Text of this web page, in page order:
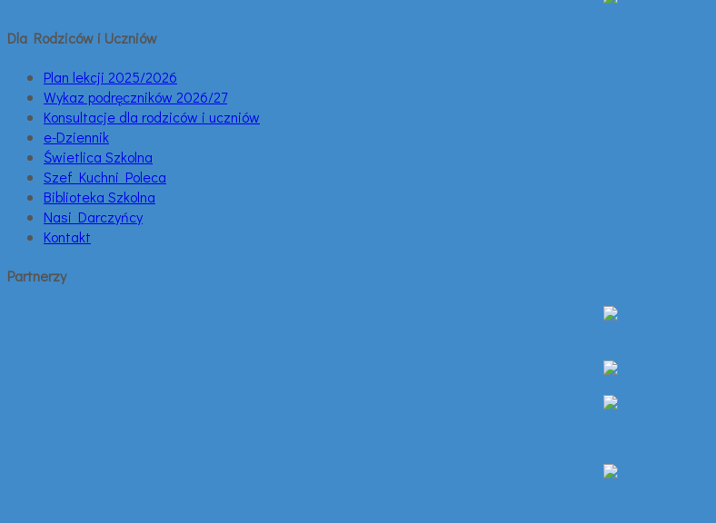
Dla Rodziców i Uczniów
Plan lekcji 2025/2026
Wykaz podręczników 2026/27
Konsultacje dla rodziców i uczniów
e-Dziennik
Świetlica Szkolna
Szef Kuchni Poleca
Biblioteka Szkolna
Nasi Darczyńcy
Kontakt
Partnerzy